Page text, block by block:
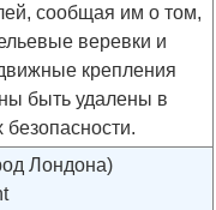
сообщая им о том,
веревки и
крепления
быть удалены в
безопасности.
Лондона)